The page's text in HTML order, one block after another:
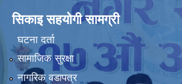
सिकाइ सहयोगी सामग्री
घटना दर्ता
सामाजिक सुरक्षा
नागरिक वडापत्र